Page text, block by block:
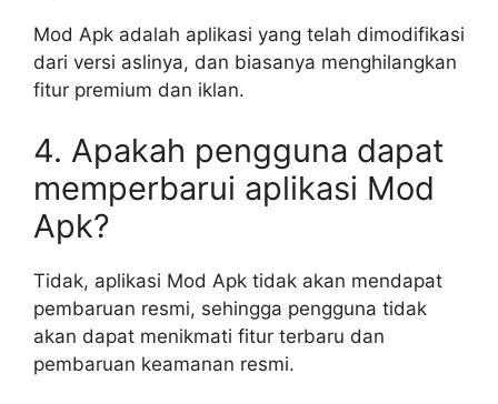
Mod Apk adalah aplikasi yang telah dimodifikasi
dari versi aslinya, dan biasanya menghilangkan
fitur premium dan iklan.
4. Apakah pengguna dapat
memperbarui aplikasi Mod
Apk?
Tidak, aplikasi Mod Apk tidak akan mendapat
pembaruan resmi, sehingga pengguna tidak
akan dapat menikmati fitur terbaru dan
pembaruan keamanan resmi.